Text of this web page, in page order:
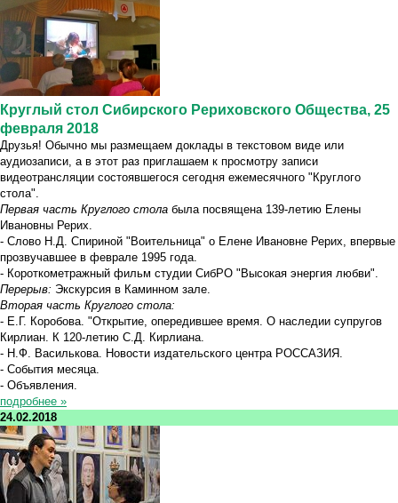
Круглый стол Сибирского Рериховского Общества, 25
февраля 2018
Друзья! Обычно мы размещаем доклады в текстовом виде или
аудиозаписи, а в этот раз приглашаем к просмотру записи
видеотрансляции состоявшегося сегодня ежемесячного "Круглого
стола".
Первая часть Круглого стола была посвящена 139-летию Елены
Ивановны Рерих.
- Слово Н.Д. Спириной "Воительница" о Елене Ивановне Рерих, впервые
прозвучавшее в феврале 1995 года.
- Короткометражный фильм студии СибРО "Высокая энергия любви".
Перерыв: Экскурсия в Каминном зале.
Вторая часть Круглого стола:
- Е.Г. Коробова. "Открытие, опередившее время. О наследии супругов
Кирлиан. К 120-летию С.Д. Кирлиана.
- Н.Ф. Василькова. Новости издательского центра РОССАЗИЯ.
- События месяца.
- Объявления.
подробнее »
24.02.2018